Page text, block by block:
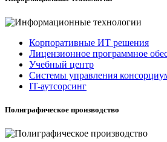
Корпоративные ИТ решения
Лицензионное программное
Учебный центр
Системы управления
IT-аутсорсинг
Полиграфическое производство